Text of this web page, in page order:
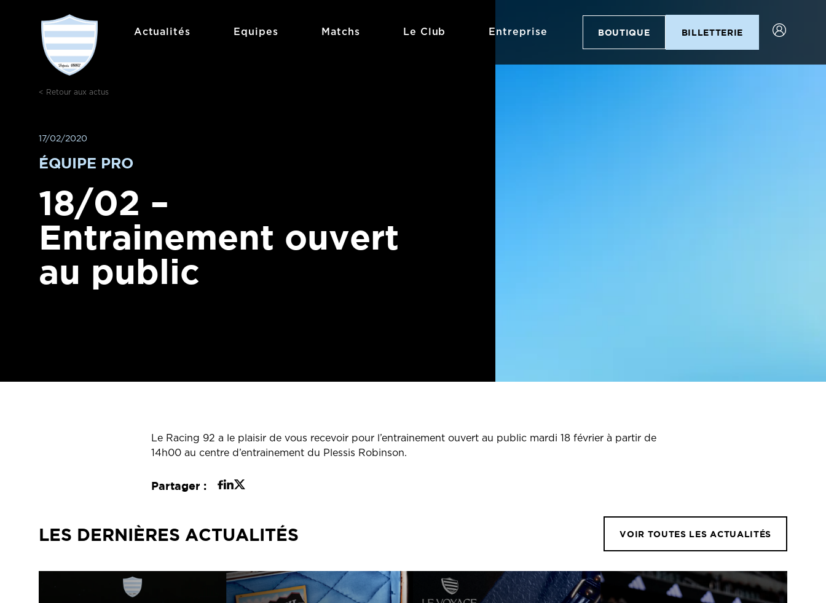
Actualités Equipes Matchs Le Club Entreprise BOUTIQUE BILLETTERIE
< Retour aux actus
17/02/2020
ÉQUIPE PRO
18/02 –
Entrainement ouvert
au public
Le Racing 92 a le plaisir de vous recevoir pour l’entrainement ouvert au public mardi 18 février à partir de
14h00 au centre d’entrainement du Plessis Robinson.
Partager :
LES DERNIÈRES ACTUALITÉS VOIR TOUTES LES ACTUALITÉS